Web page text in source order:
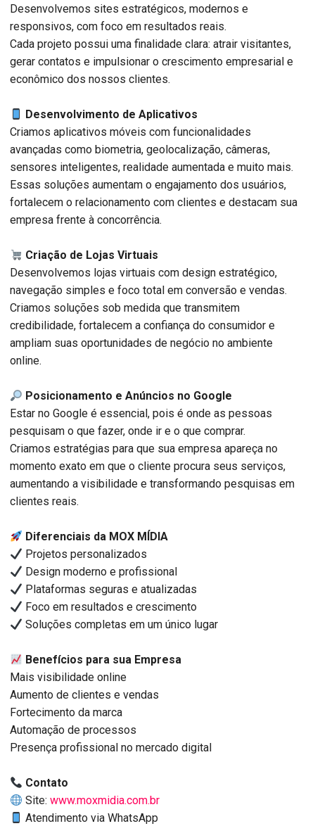
Desenvolvemos sites estratégicos, modernos e
responsivos, com foco em resultados reais.
Cada projeto possui uma finalidade clara: atrair visitantes,
gerar contatos e impulsionar o crescimento empresarial e
econômico dos nossos clientes.
Desenvolvimento de Aplicativos
Criamos aplicativos móveis com funcionalidades
avançadas como biometria, geolocalização, câmeras,
sensores inteligentes, realidade aumentada e muito mais.
Essas soluções aumentam o engajamento dos usuários,
fortalecem o relacionamento com clientes e destacam sua
empresa frente à concorrência.
Criação de Lojas Virtuais
Desenvolvemos lojas virtuais com design estratégico,
navegação simples e foco total em conversão e vendas.
Criamos soluções sob medida que transmitem
credibilidade, fortalecem a confiança do consumidor e
ampliam suas oportunidades de negócio no ambiente
online.
Posicionamento e Anúncios no Google
Estar no Google é essencial, pois é onde as pessoas
pesquisam o que fazer, onde ir e o que comprar.
Criamos estratégias para que sua empresa apareça no
momento exato em que o cliente procura seus serviços,
aumentando a visibilidade e transformando pesquisas em
clientes reais.
Diferenciais da MOX MÍDIA
Projetos personalizados
Design moderno e profissional
Plataformas seguras e atualizadas
Foco em resultados e crescimento
Soluções completas em um único lugar
Benefícios para sua Empresa
Mais visibilidade online
Aumento de clientes e vendas
Fortecimento da marca
Automação de processos
Presença profissional no mercado digital
Contato
Site:www.moxmidia.com.br
Atendimento via WhatsApp